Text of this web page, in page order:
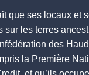
que ses locaux et
sur les terres
des
la Première